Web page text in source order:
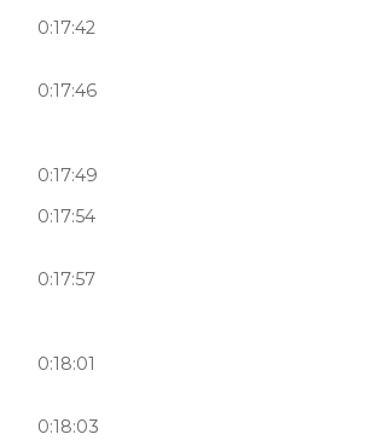
0:17:42
0:17:46
0:17:49
0:17:54
0:17:57
0:18:01
0:18:03